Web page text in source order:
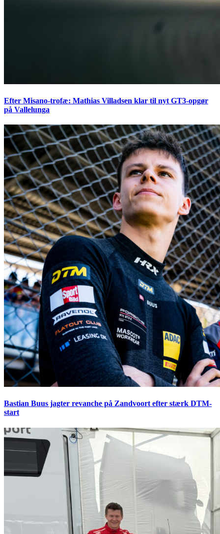
Efter Misano-trofæ: Mathias Villadsen klar til nyt GT3-opgør
på Vallelunga
Bastian Buus jagter revanche på Zandvoort efter stærk DTM-
start